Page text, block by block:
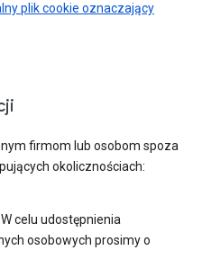
plik cookie oznaczający
firmom lub osobom spoza
okolicznościach:
celu udostępnienia
osobowych prosimy o